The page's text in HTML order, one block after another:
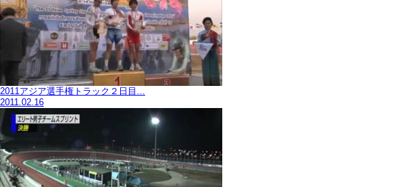
2011アジア選手権トラック２日目...
2011.02.16